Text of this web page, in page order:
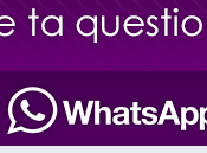
3 personnes viennent de
Odaya vient de donner son
2 personnes viennent de